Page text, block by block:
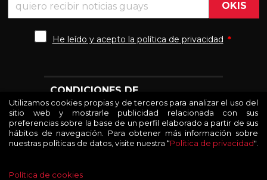
Utilizamos cookies propias y de terceros para analizar el uso del
sitio web y mostrarle publicidad relacionada con sus
preferencias sobre la base de un perfil elaborado a partir de sus
hábitos de navegación. Para obtener más información sobre
nuestras políticas de datos, visite nuestra “Política de privacidad".
Política de cookies
He leído y acepto la política de privacidad *
CONDICIONES DE
CONTRATACIÓN
